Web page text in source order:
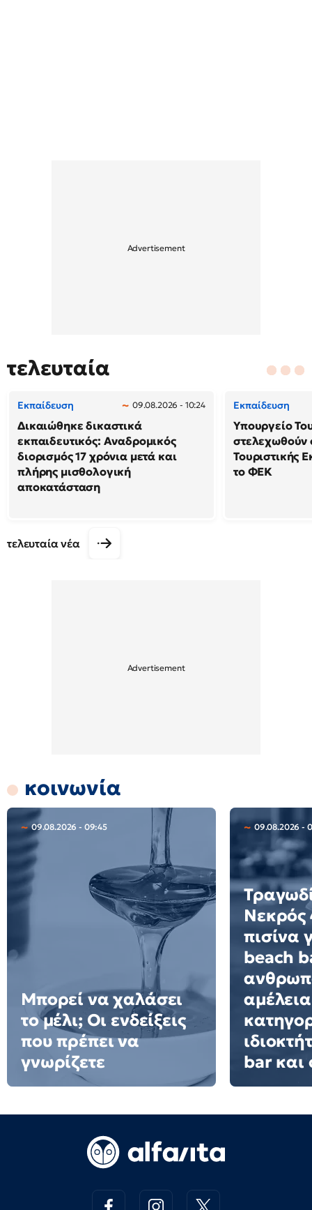
τελευταία
Εκπαίδευση 09.08.2026 - 10:24
Δικαιώθηκε δικαστικά
εκπαιδευτικός: Αναδρομικός
διορισμός 17 χρόνια μετά και
πλήρης μισθολογική
αποκατάσταση
Εκπαίδευση
Υπουργείο
στελεχωθούν
Τουριστικής
το ΦΕΚ
τελευταία νέα
κοινωνία
09.08.2026 - 09:45
Μπορεί να χαλάσει
το μέλι; Οι ενδείξεις
που πρέπει να
γνωρίζετε
09.08.2026 -
Νεκρός
πισίνα
beach
αμέλεια
bar και